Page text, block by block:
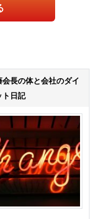
会長の体と会社のダイ
ト日記